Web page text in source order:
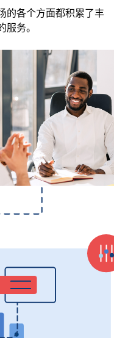
的各个方面都积累了丰
服务。